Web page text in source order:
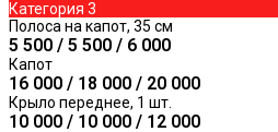
Категория 3
Полоса на капот, 35 см
5 500 / 5 500 / 6 000
Капот
16 000 / 18 000 / 20 000
Крыло переднее, 1 шт.
10 000 / 10 000 / 12 000